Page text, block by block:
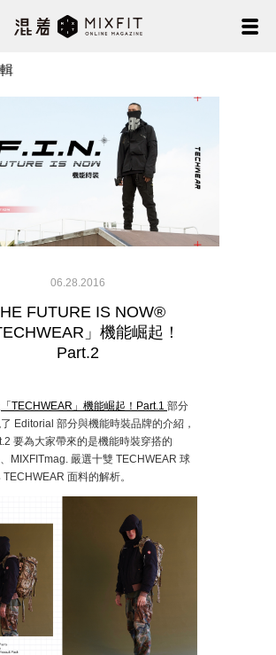
06.28.2016
FUTURE IS NOW®
」機能崛起！
Part.2
「TECHWEAR」機能崛起！Part.1 部分
Editorial 部分與機能時裝品牌的介紹，
要為大家帶來的是機能時裝穿搭的
MIXFITmag. 嚴選十雙 TECHWEAR 球
面料的解析。